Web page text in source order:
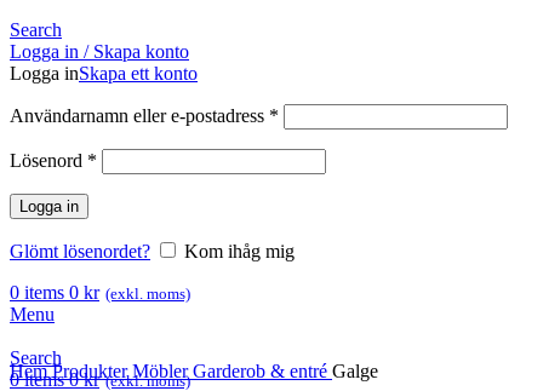
Search
Logga in / Skapa konto
Logga inSkapa ett konto
Användarnamn eller e-postadress *
Lösenord *
Logga in
Glömt lösenordet?
Kom ihåg mig
0 items 0 kr (exkl. moms)
Menu
Search
0items 0kr (exkl. moms)
HemProdukterMöblerGarderob & entré Galge